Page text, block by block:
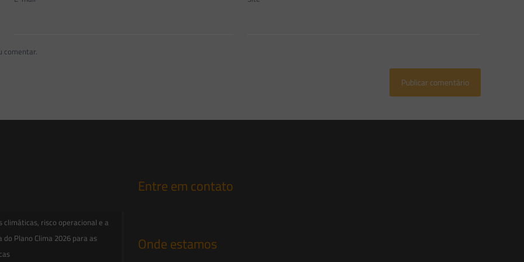
comentar.
climáticas, risco operacional e a
do Plano Clima 2026 para as
Entre em contato
Onde estamos